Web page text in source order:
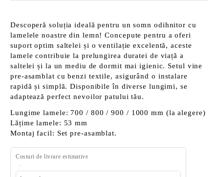
Descoperă soluția ideală pentru un somn odihnitor cu
lamelele noastre din lemn! Concepute pentru a oferi
suport optim saltelei și oventilație excelentă, aceste
lamele contribuie la prelungirea duratei de viață a
saltelei și la un mediu de dormit mai igienic. Setul vine
pre-asamblat cu benzi textile, asigurând o instalare
rapidă și simplă. Disponibile în diverse lungimi, se
adaptează perfect nevoilor patului tău.
Lungime lamele: 700 / 800 / 900 / 1000 mm (la alegere)
Lățime lamele: 53 mm
Montaj facil: Set pre-asamblat.
Costuri de livrare estimative